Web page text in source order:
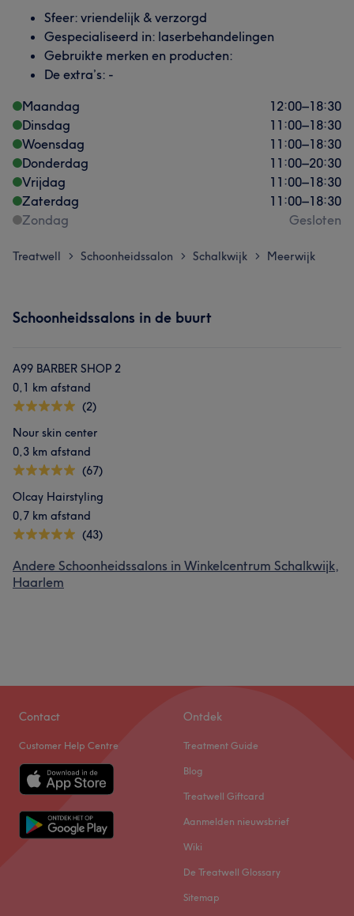
Sfeer: vriendelijk & verzorgd
Gespecialiseerd in: laserbehandelingen
Gebruikte merken en producten:
De extra’s: -
Maandag
12:00–18:30
Dinsdag
11:00–18:30
Woensdag
11:00–18:30
Donderdag
11:00–20:30
Vrijdag
11:00–18:30
Zaterdag
11:00–18:30
Zondag
Gesloten
Treatwell > Schoonheidssalon > Schalkwijk > Meerwijk
Schoonheidssalons in de buurt
A99 BARBER SHOP 2
0,1 km afstand
(2)
Nour skin center
0,3 km afstand
(67)
Olcay Hairstyling
0,7 km afstand
(43)
Andere Schoonheidssalons in Winkelcentrum Schalkwijk,
Haarlem
Contact
Customer Help Centre
Ontdek
Treatment Guide
Blog
Treatwell Giftcard
Aanmelden nieuwsbrief
Wiki
De Treatwell Glossary
Sitemap